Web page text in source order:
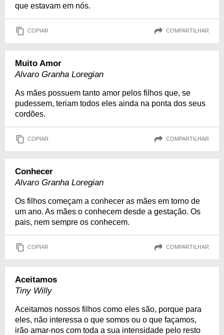
que estavam em nós.
COPIAR COMPARTILHAR
Muito Amor
Alvaro Granha Loregian
As mães possuem tanto amor pelos filhos que, se
pudessem, teriam todos eles ainda na ponta dos seus
cordões.
COPIAR COMPARTILHAR
Conhecer
Alvaro Granha Loregian
Os filhos começam a conhecer as mães em torno de
um ano. As mães o conhecem desde a gestação. Os
pais, nem sempre os conhecem.
COPIAR COMPARTILHAR
Aceitamos
Tiny Willy
Aceitamos nossos filhos como eles são, porque para
eles, não interessa o que somos ou o que façamos,
irão amar-nos com toda a sua intensidade pelo resto